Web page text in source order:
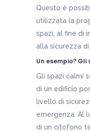
Questo è
utilizzata la
spazi, al fine di
alla sicurezza
Un esempio?
Gli spazi calmi
di un edificio
livello di
emergenza. Al
di un citofono